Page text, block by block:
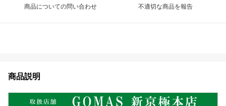
商品についての問い合わせ 不適切な商品を報告
商品説明